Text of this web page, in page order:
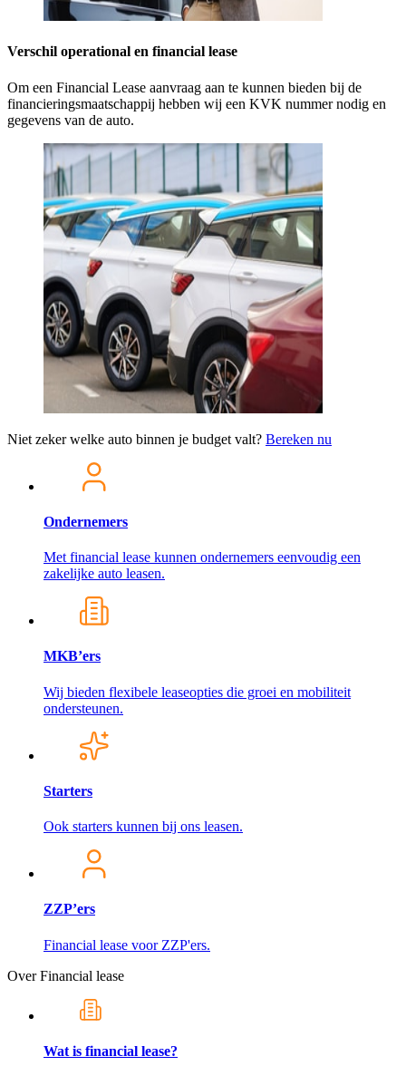
Verschil operational en financial lease
Om een Financial Lease aanvraag aan te kunnen bieden bij de
financieringsmaatschappij hebben wij een KVK nummer nodig en
gegevens van de auto.
Niet zeker welke auto binnen je budget valt? Bereken nu
Ondernemers
Met financial lease kunnen ondernemers eenvoudig een
zakelijke auto leasen.
MKB’ers
Wij bieden flexibele leaseopties die groei en mobiliteit
ondersteunen.
Starters
Ook starters kunnen bij ons leasen.
ZZP’ers
Financial lease voor ZZP'ers.
Over Financial lease
Wat is financial lease?